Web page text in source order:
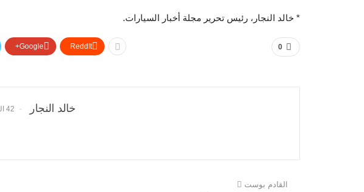
* خالد النجار، رئيس تحرير مجلة أخبار السيارات.
0
Google+ ReddIt
خالد النجار 42 المشاركات
القادم بوست